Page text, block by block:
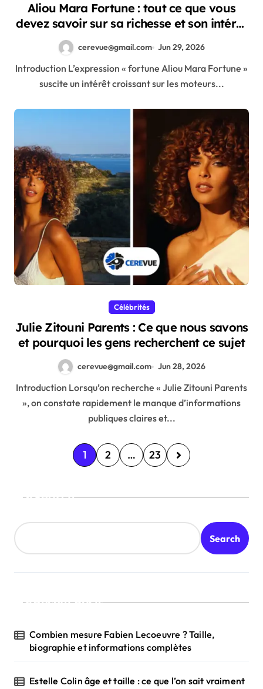
Aliou Mara Fortune : tout ce que vous
devez savoir sur sa richesse et son intérêt
cerevue@gmail.com Jun 29, 2026
Introduction L’expression « fortune Aliou Mara Fortune »
suscite un intérêt croissant sur les moteurs...
Célébrités
Julie Zitouni Parents : Ce que nous savons
et pourquoi les gens recherchent ce sujet
cerevue@gmail.com Jun 28, 2026
Introduction Lorsqu’on recherche « Julie Zitouni Parents
», on constate rapidement le manque d’informations
publiques claires et...
P
o
p
a
i
a
t
i
1 2 … 23
Search
Search
Recent Posts
Combien mesure Fabien Lecoeuvre ? Taille,
biographie et informations complètes
Estelle Colin âge et taille : ce que l’on sait vraiment